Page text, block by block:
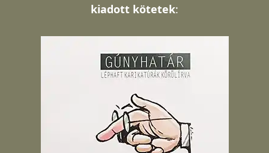
kiadott kötetek: